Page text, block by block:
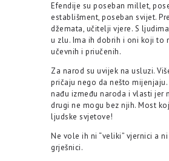
Efendije su poseban millet,
establišment, poseban svijet.
džemata, učitelji vjere. S
u zlu. Ima ih dobrih i oni koji to
učevnih i priučenih.
Za narod su uvijek na usluzi.
pričaju nego da nešto mijenjaju.
nađu između naroda i vlasti jer
drugi ne mogu bez njih. Most
ljudske svjetove!
Ne vole ih ni “veliki” vjernici a
grješnici.